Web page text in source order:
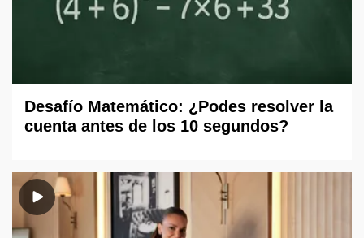
Desafío Matemático: ¿Podes resolver la
cuenta antes de los 10 segundos?